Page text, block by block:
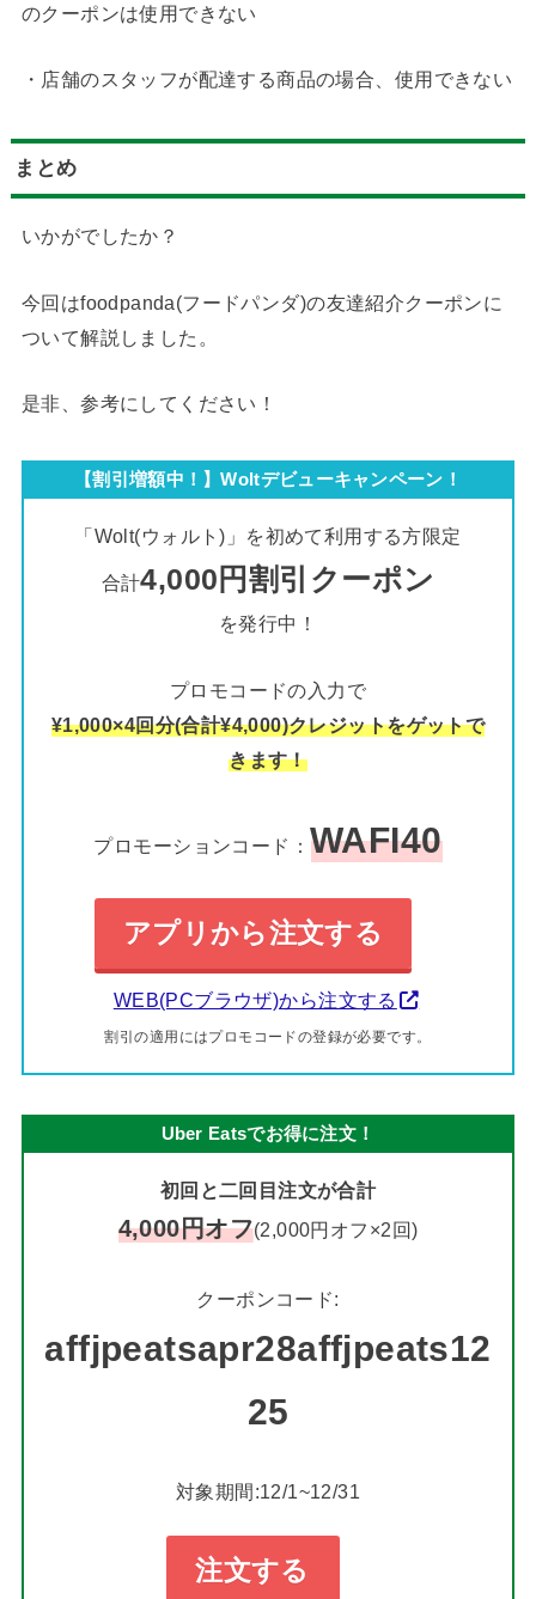
のクーポンは使用できない
・店舗のスタッフが配達する商品の場合、使用できない
まとめ
いかがでしたか？
今回はfoodpanda(フードパンダ)の友達紹介クーポンに
ついて解説しました。
是非、参考にしてください！
【割引増額中！】Woltデビューキャンペーン！
「Wolt(ウォルト)」を初めて利用する方限定
合計4,000円割引クーポン
を発行中！
プロモコードの入力で
¥1,000×4回分(合計¥4,000)クレジットをゲットで
きます！
プロモーションコード： WAFI40
アプリから注文する
WEB(PCブラウザ)から注文する
割引の適用にはプロモコードの登録が必要です。
Uber Eatsでお得に注文！
初回と二回目注文が合計
4,000円オフ(2,000円オフ×2回)
クーポンコード:
affjpeatsapr28affjpeats12
25
対象期間:12/1~12/31
注文する